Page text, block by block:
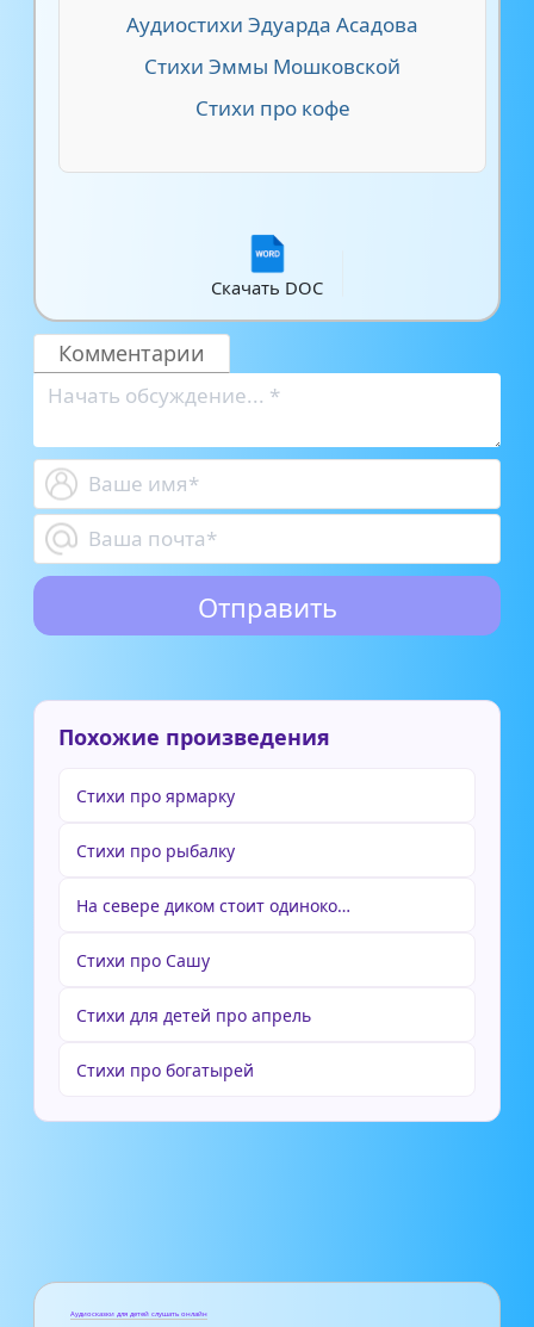
Аудиостихи Эдуарда Асадова
Стихи Эммы Мошковской
Стихи про кофе
Скачать DOC
Комментарии
Похожие произведения
Стихи про ярмарку
Стихи про рыбалку
На севере диком стоит одиноко…
Стихи про Сашу
Стихи для детей про апрель
Стихи про богатырей
Аудиосказки для детей слушать онлайн